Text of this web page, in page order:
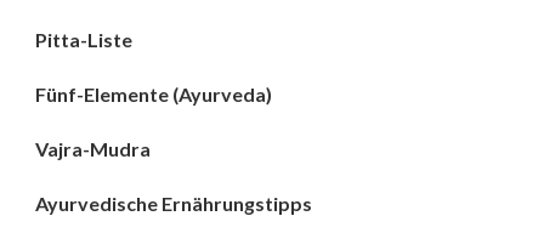
Pitta-Liste
Fünf-Elemente (Ayurveda)
Vajra-Mudra
Ayurvedische Ernährungstipps